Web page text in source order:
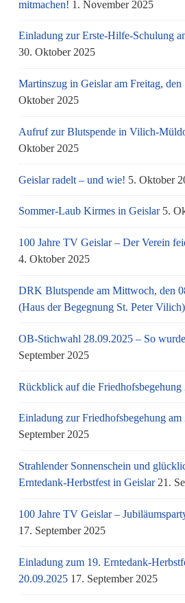
mitmachen! 1. November 2025
Einladung zur Erste-Hilfe-Schulung
30. Oktober 2025
Martinszug in Geislar am Freitag,
Oktober 2025
Aufruf zur Blutspende in Vilich-
Oktober 2025
Geislar radelt – und wie! 5. Oktober
Sommer-Laub Kirmes in Geislar 5.
100 Jahre TV Geislar – Der Verein
4. Oktober 2025
DRK Blutspende am Mittwoch, den
(Haus der Begegnung St. Peter Vilich)
OB-Stichwahl 28.09.2025 – So
September 2025
Rückblick auf die Friedhofsbegehung
Einladung zur Friedhofsbegehung am
September 2025
Strahlender Sonnenschein und
Erntedank-Herbstfest in Geislar 21.
100 Jahre TV Geislar –
17. September 2025
Einladung zum 19. Erntedank-
20.09.2025 17. September 2025